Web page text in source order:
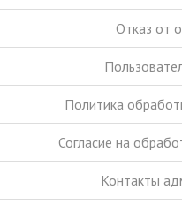
Отказ от
Политика
Согласие на
Контакты